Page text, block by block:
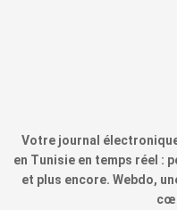
Votre journal
en Tunisie en temps réel :
et plus encore. Webdo,